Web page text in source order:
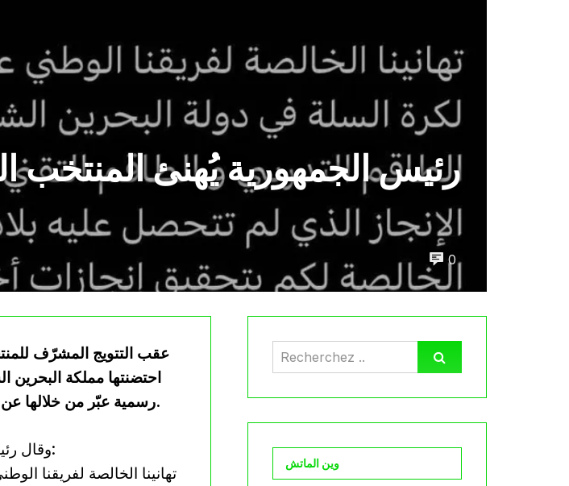
رئيس الجمهورية يُهنئ المنتخب
0
عقب التتويج المشرّف
احتضنتها مملكة البحرين
رسمية عبّر من خلالها عن اعتزازه بهذا الإنجاز التاريخي، الذي يُعد الأول من نوعه منذ 20 سنة.
وقال رئيس الجمهورية في نص رسالته:
وين الماتش